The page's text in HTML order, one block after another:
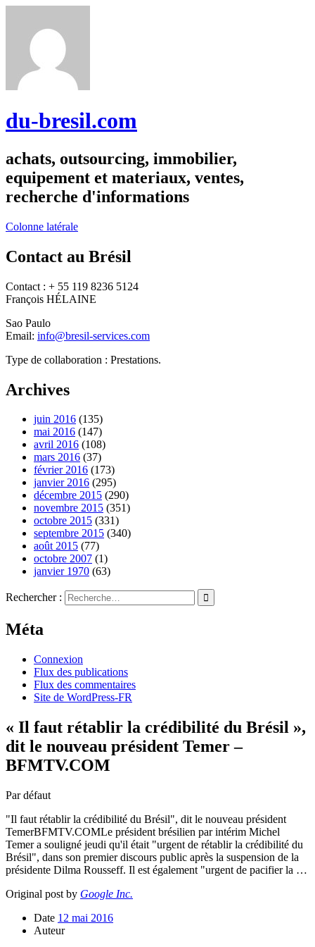
du-bresil.com
achats, outsourcing, immobilier,
equipement et materiaux, ventes,
recherche d'informations
Colonne latérale
Contact au Brésil
Contact : + 55 119 8236 5124
François HÉLAINE
Sao Paulo
Email: info@bresil-services.com
Type de collaboration : Prestations.
Archives
juin 2016 (135)
mai 2016 (147)
avril 2016 (108)
mars 2016 (37)
février 2016 (173)
janvier 2016 (295)
décembre 2015 (290)
novembre 2015 (351)
octobre 2015 (331)
septembre 2015 (340)
août 2015 (77)
octobre 2007 (1)
janvier 1970 (63)
Rechercher :
Méta
Connexion
Flux des publications
Flux des commentaires
Site de WordPress-FR
« Il faut rétablir la crédibilité du Brésil »,
dit le nouveau président Temer –
BFMTV.COM
Par défaut
"Il faut rétablir la crédibilité du Brésil", dit le nouveau président
TemerBFMTV.COMLe président brésilien par intérim Michel
Temer a souligné jeudi qu'il était "urgent de rétablir la crédibilité du
Brésil", dans son premier discours public après la suspension de la
présidente Dilma Rousseff. Il est également "urgent de pacifier la …
Original post by Google Inc.
Date 12 mai 2016
Auteur